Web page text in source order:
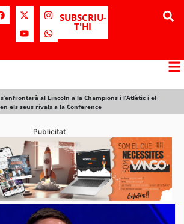
SUBSCRIU-
T'HI
s’enfrontarà al Lincoln a la Champions i l’Atlètic i el
els seus rivals a la Conference
Publicitat